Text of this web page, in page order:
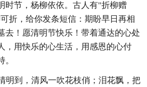
时节，杨柳依依。古人有"折柳赠
折，给你发条短信：期盼早日再相
去！愿清明节快乐！带着通达的心处
，用快乐的心生活，用感恩的心付
明到，清风一吹花枝俏；泪花飘，把